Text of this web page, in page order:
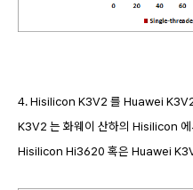
4. Hisilicon K3V2 를 Huawei
K3V2 는 화웨이 산하의 Hisilicon 에
Hisilicon Hi3620 혹은 Huawei